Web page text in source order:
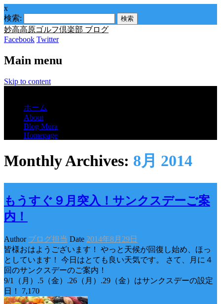
x
検索:
妙高高原ゴルフ倶楽部 ブログ
Facebook Twitter
Main menu
Skip to content
ホーム
About
Blog Mura
Homepage
Monthly Archives: 8月 2014
もうすぐ９月突入！サンクスデーご案
内！
Author ブログ担当 Date 2014年8月29日
皆様おはようございます！ やっと天候が回復し始め、ほっ
としています！ 今日はとても良い天気です。 さて、月に４
回のサンクスデーのご案内！
9/1（月）.5（金）.26（月）.29（金）はサンクスデーの設定
日！ 7,170